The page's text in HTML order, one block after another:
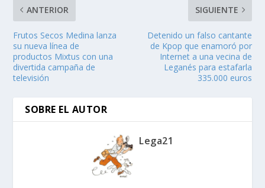
ANTERIOR
Frutos Secos Medina lanza
su nueva línea de
productos Mixtus con una
divertida campaña de
televisión
SIGUIENTE
Detenido un falso cantante
de Kpop que enamoró por
Internet a una vecina de
Leganés para estafarla
335.000 euros
SOBRE EL AUTOR
Lega21